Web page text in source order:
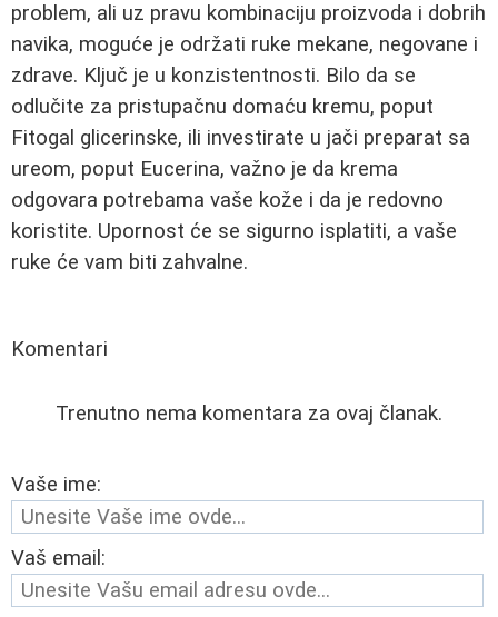
problem, ali uz pravu kombinaciju proizvoda i dobrih
navika, moguće je održati ruke mekane, negovane i
zdrave. Ključ je u konzistentnosti. Bilo da se
odlučite za pristupačnu domaću kremu, poput
Fitogal glicerinske, ili investirate u jači preparat sa
ureom, poput Eucerina, važno je da krema
odgovara potrebama vaše kože i da je redovno
koristite. Upornost će se sigurno isplatiti, a vaše
ruke će vam biti zahvalne.
Komentari
Trenutno nema komentara za ovaj članak.
Vaše ime:
Vaš email: